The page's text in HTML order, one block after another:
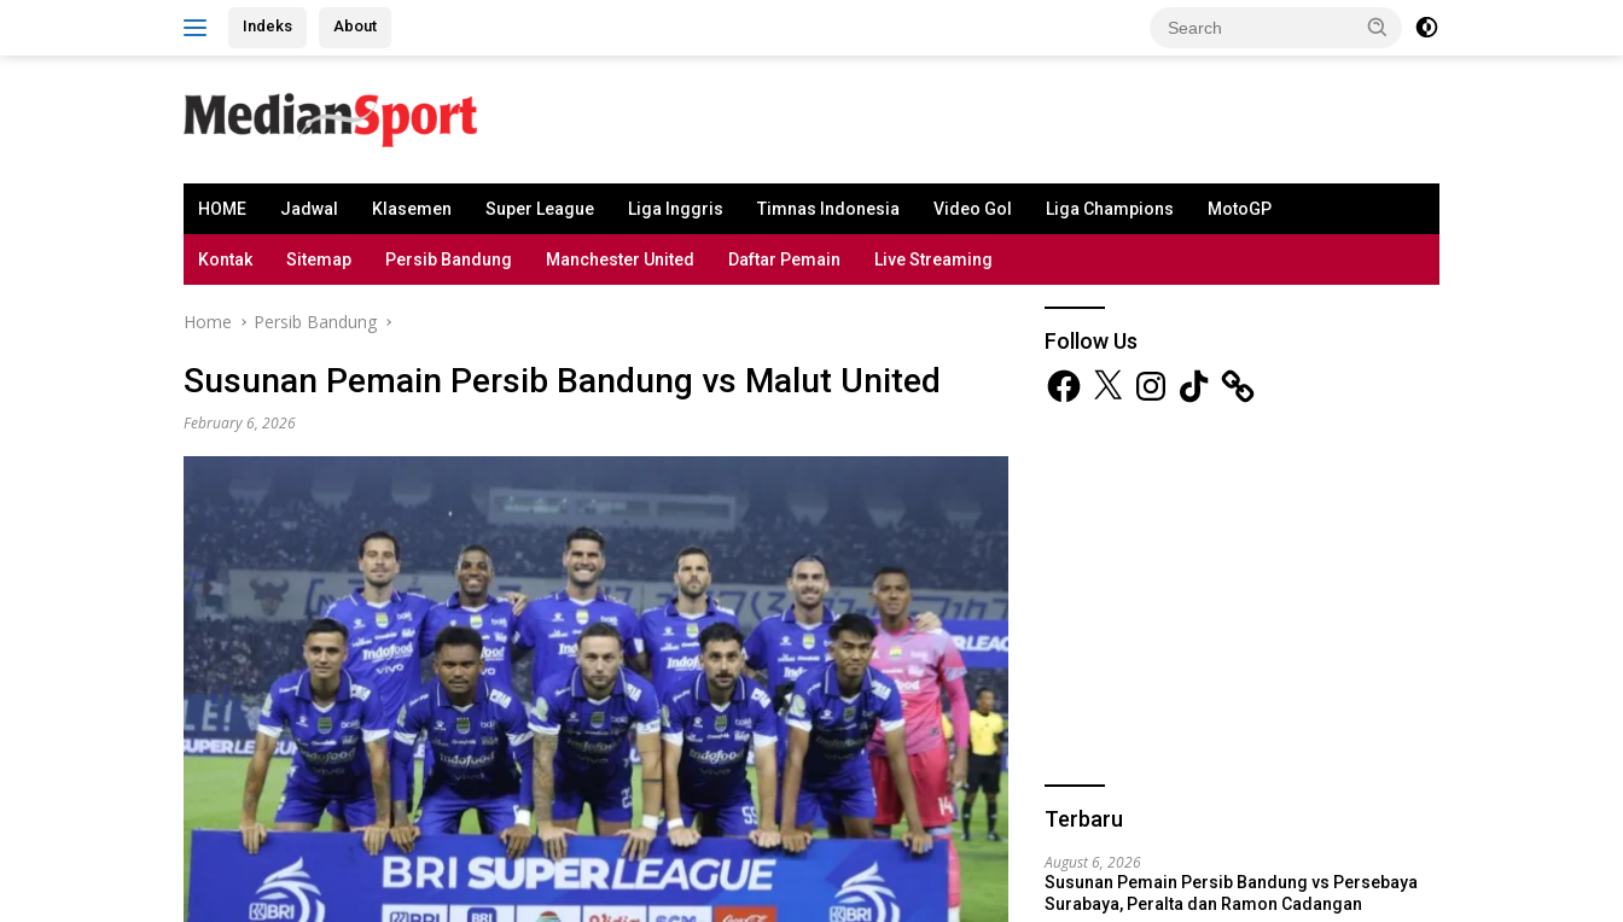
Indeks About
HOME Jadwal Klasemen Super League Liga Inggris Timnas Indonesia Video Gol Liga Champions MotoGP
Kontak Sitemap Persib Bandung Manchester United Daftar Pemain Live Streaming
Home Persib Bandung
Susunan Pemain Persib Bandung vs Malut United
February 6, 2026
Follow Us
Facebook
X InstagramTikTok
Terbaru
August 6, 2026
Susunan Pemain Persib Bandung vs Persebaya
Surabaya, Peralta dan Ramon Cadangan